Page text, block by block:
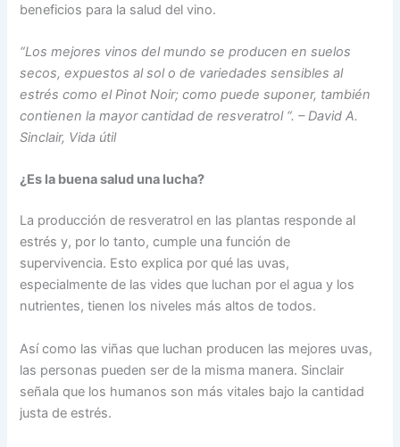
beneficios para la salud del vino.
“Los mejores vinos del mundo se producen en suelos
secos, expuestos al sol o de variedades sensibles al
estrés como el Pinot Noir; como puede suponer, también
contienen la mayor cantidad de resveratrol “. – David A.
Sinclair, Vida útil
¿Es la buena salud una lucha?
La producción de resveratrol en las plantas responde al
estrés y, por lo tanto, cumple una función de
supervivencia. Esto explica por qué las uvas,
especialmente de las vides que luchan por el agua y los
nutrientes, tienen los niveles más altos de todos.
Así como las viñas que luchan producen las mejores uvas,
las personas pueden ser de la misma manera. Sinclair
señala que los humanos son más vitales bajo la cantidad
justa de estrés.